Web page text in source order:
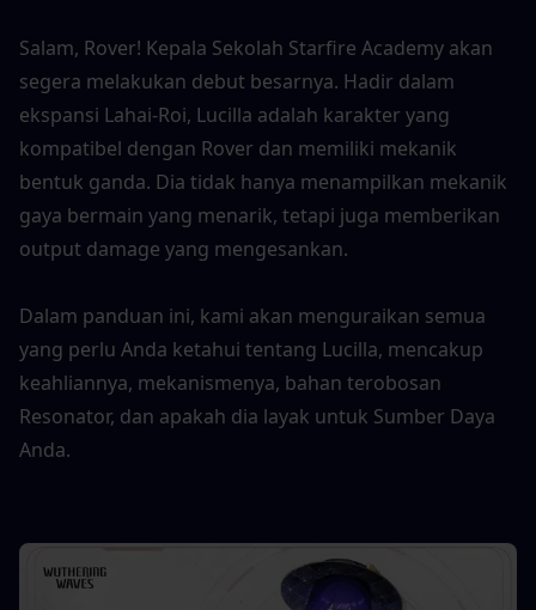
Salam, Rover! Kepala Sekolah Starfire Academy akan
segera melakukan debut besarnya. Hadir dalam
ekspansi Lahai-Roi, Lucilla adalah karakter yang
kompatibel dengan Rover dan memiliki mekanik
bentuk ganda. Dia tidak hanya menampilkan mekanik
gaya bermain yang menarik, tetapi juga memberikan
output damage yang mengesankan.
Dalam panduan ini, kami akan menguraikan semua
yang perlu Anda ketahui tentang Lucilla, mencakup
keahliannya, mekanismenya, bahan terobosan
Resonator, dan apakah dia layak untuk Sumber Daya
Anda.